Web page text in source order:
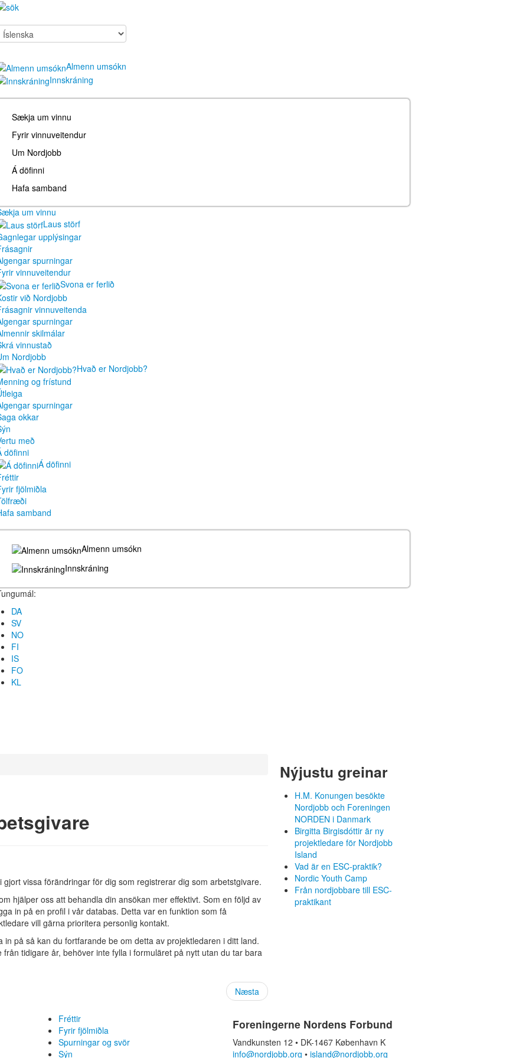
Almenn umsókn
Innskráning
Sækja um vinnu
Fyrir vinnuveitendur
Um Nordjobb
Á döfinni
Hafa samband
um vinnu
Laus störf
upplýsingar
spurningar
vinnuveitendur
Svona er ferlið
við Nordjobb
vinnuveitenda
spurningar
skilmálar
vinnustað
Nordjobb
Hvað er Nordjobb?
og frístund
spurningar
okkar
með
döfinni
Á döfinni
fjölmiðla
samband
Almenn umsókn
Innskráning
DA
SV
NO
FI
IS
FO
KL
vissa förändringar för dig som registrerar dig som arbetstgivare.
hjälper oss att behandla din ansökan mer effektivt. Som en följd av
in på en profil i vår databas. Detta var en funktion som få
vill gärna prioritera personlig kontakt.
på så kan du fortfarande be om detta av projektledaren i ditt land.
tidigare år, behöver inte fylla i formuläret på nytt utan du tar bara
Næsta
Nýjustu greinar
H.M. Konungen besökte
Nordjobb och Foreningen
NORDEN i Danmark
Birgitta Birgisdóttir är ny
projektledare för Nordjobb
Island
Vad är en ESC-praktik?
Nordic Youth Camp
Från nordjobbare till ESC-
praktikant
Fréttir
Fyrir fjölmiðla
Spurningar og svör
Sýn
Foreningerne Nordens Forbund
Vandkunsten 12 • DK-1467 København K
info@nordjobb.org • island@nordjobb.org